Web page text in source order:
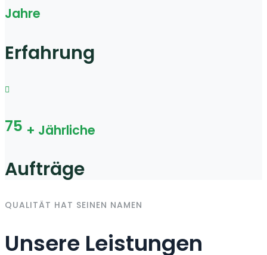
Jahre
Erfahrung
75 + Jährliche
Aufträge
QUALITÄT HAT SEINEN NAMEN
Unsere Leistungen